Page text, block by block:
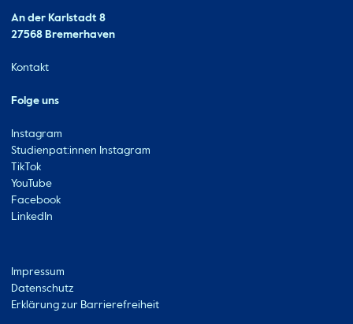
Kontakt
An der Karlstadt 8
27568 Bremerhaven
Ressourcen
Kontakt
Folge uns
Instagram
Studienpat:innen Instagram
TikTok
YouTube
Facebook
LinkedIn
Metabar
Impressum
Datenschutz
Erklärung zur Barrierefreiheit